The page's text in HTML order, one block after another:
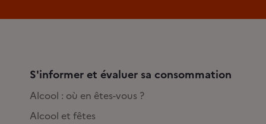
S'informer et évaluer sa consommation
Alcool : où en êtes-vous ?
Alcool et fêtes